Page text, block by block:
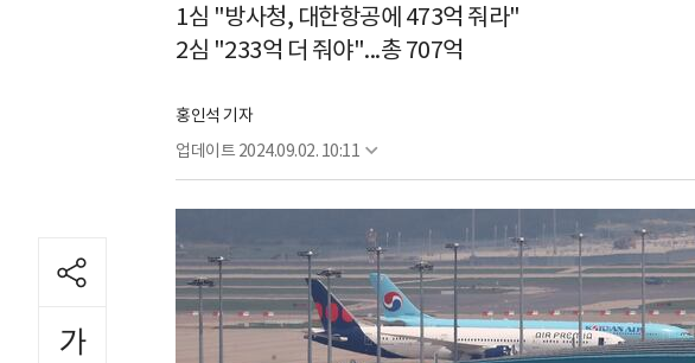
1심 "방사청, 대한항공에 473억 줘라"
2심 "233억 더 줘야"...총 707억
홍인석 기자
업데이트 2024.09.02. 10:11